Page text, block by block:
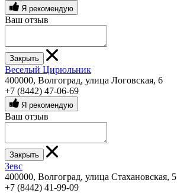
Я рекомендую
Ваш отзыв
Закрыть
Веселый Цирюльник
400000, Волгоград, улица Логовская, 6
+7 (8442) 47-06-69
Я рекомендую
Ваш отзыв
Закрыть
Зевс
400000, Волгоград, улица Стахановская, 5
+7 (8442) 41-99-09